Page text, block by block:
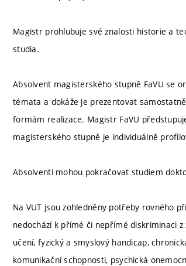
Magistr prohlubuje své znalosti historie a
studia.
Absolvent magisterského stupně FaVU se
témata a dokáže je prezentovat
formám realizace. Magistr FaVU
magisterského stupně je individuálně
Absolventi mohou pokračovat studiem
Na VUT jsou zohledněny potřeby rovného
nedochází k přímé či nepřímé diskriminaci
učení, fyzický a smyslový handicap,
komunikační schopnosti, psychická